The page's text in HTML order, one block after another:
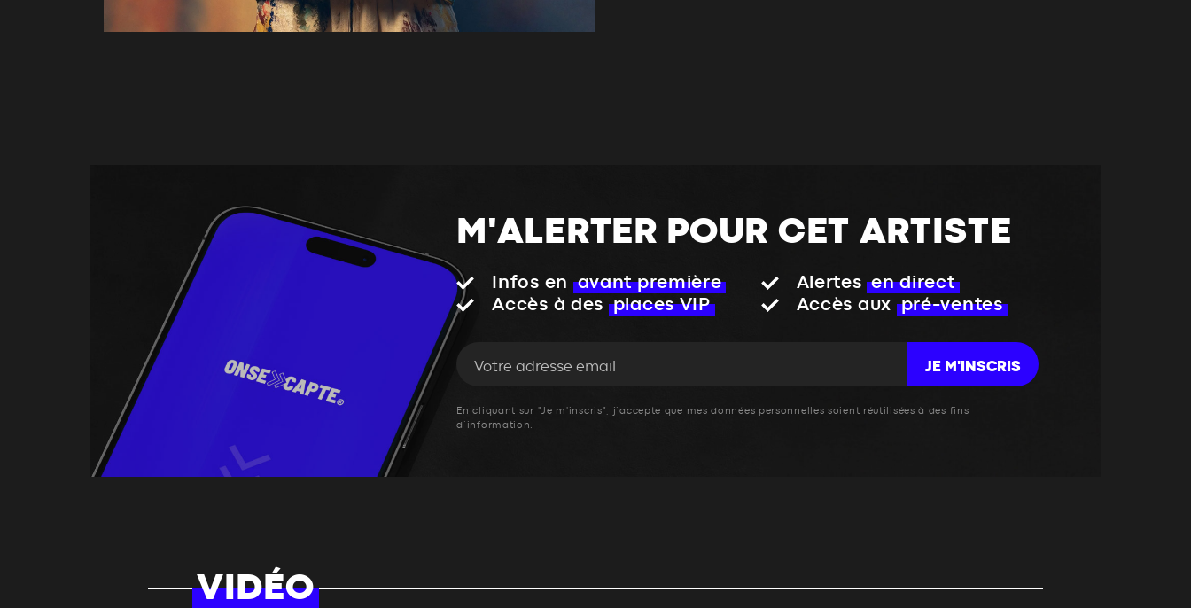
M'ALERTER POUR CET ARTISTE
Infos en avant première Alertes en direct
Accès à des places VIP Accès aux pré-ventes
JE M'INSCRIS
En cliquant sur "Je m'inscris", j’accepte que mes données personnelles soient réutilisées à des fins
d’information.
VIDÉO